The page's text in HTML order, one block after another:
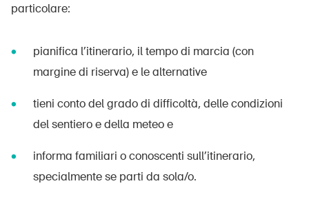
particolare:
pianifica l’itinerario, il tempo di marcia (con
margine di riserva) e le alternative
tieni conto del grado di difficoltà, delle condizioni
del sentiero e della meteo e
informa familiari o conoscenti sull’itinerario,
specialmente se parti da sola/o.